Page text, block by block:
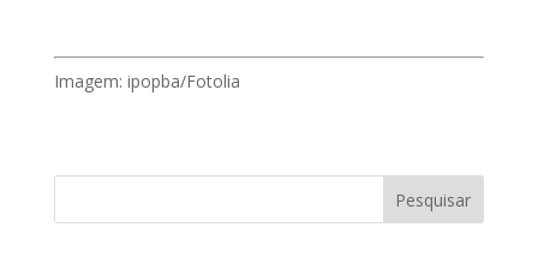
Imagem: ipopba/Fotolia